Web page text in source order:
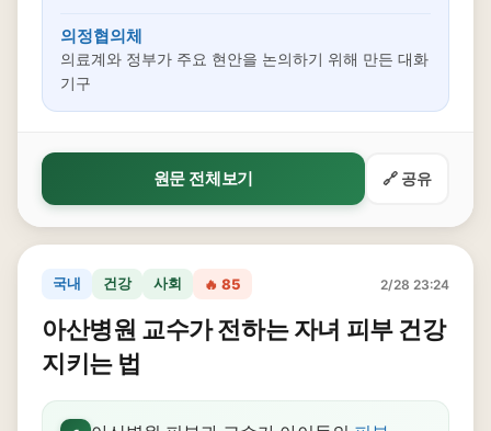
의정협의체
의료계와 정부가 주요 현안을 논의하기 위해 만든 대화
기구
원문 전체보기 🔗 공유
국내 건강 사회 🔥 85 2/28 23:24
아산병원 교수가 전하는 자녀 피부 건강
지키는 법